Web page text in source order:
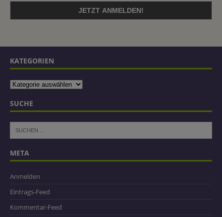
KATEGORIEN
SUCHE
META
Anmelden
Eintrags-Feed
Kommentar-Feed